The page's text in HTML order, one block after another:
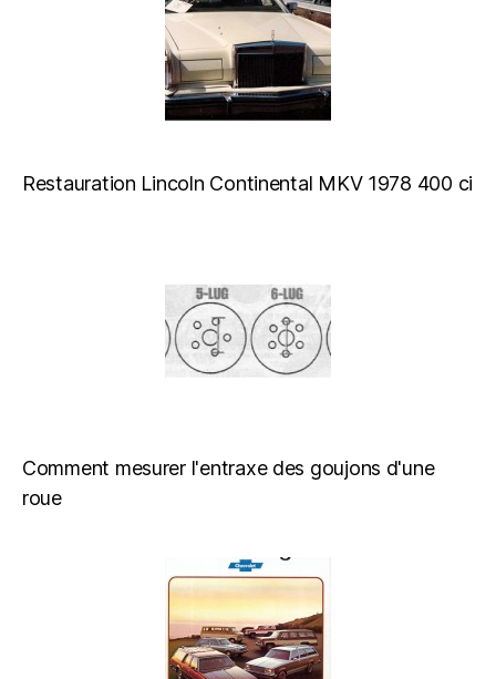
Restauration Lincoln Continental MKV 1978 400 ci
Comment mesurer l'entraxe des goujons d'une
roue